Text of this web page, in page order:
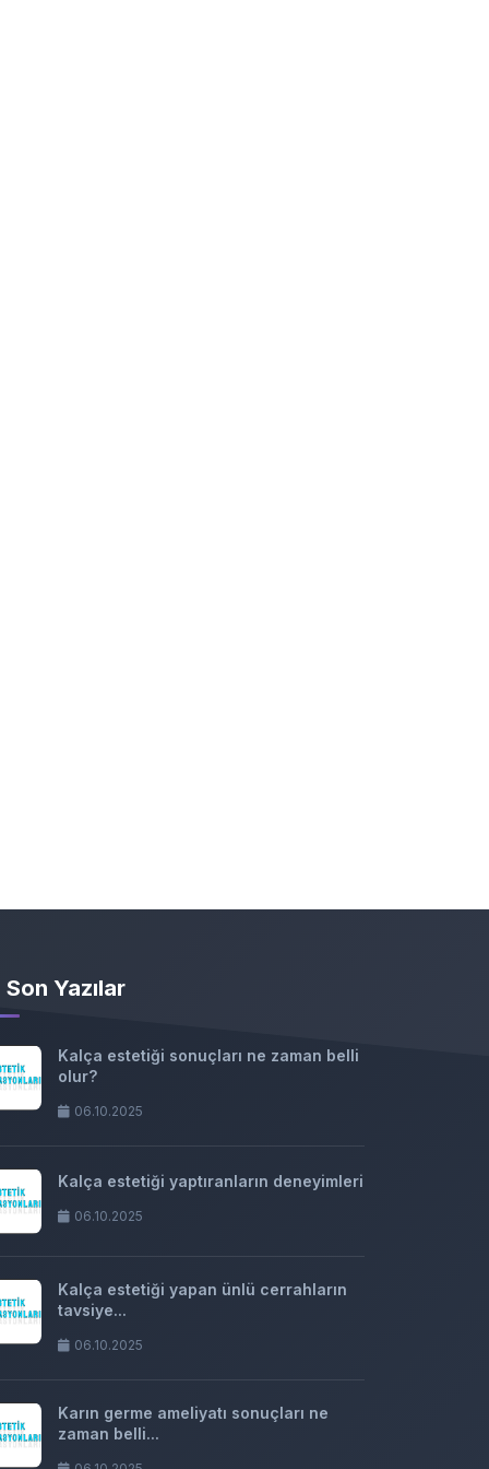
Son Yazılar
Kalça estetiği sonuçları ne zaman belli
olur?
06.10.2025
Kalça estetiği yaptıranların deneyimleri
06.10.2025
Kalça estetiği yapan ünlü cerrahların
tavsiye...
06.10.2025
Karın germe ameliyatı sonuçları ne
zaman belli...